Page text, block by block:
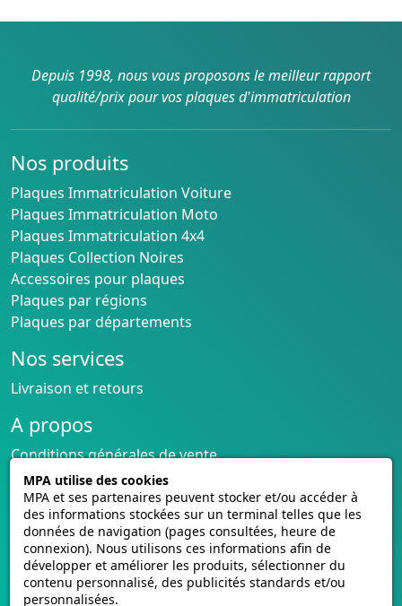
Depuis 1998, nous vous proposons le meilleur rapport
qualité/prix pour vos plaques d'immatriculation
Nos produits
Plaques Immatriculation Voiture
Plaques Immatriculation Moto
Plaques Immatriculation 4x4
Plaques Collection Noires
Accessoires pour plaques
Plaques par régions
Plaques par départements
Nos services
Livraison et retours
A propos
Conditions générales de vente
CGU cagnotte
Politique de cookies
Homologation des plaques
Vidéos de pose
Contactez-nous
Avis clients
MPA utilise des cookies
MPA et ses partenaires peuvent stocker et/ou accéder à
des informations stockées sur un terminal telles que les
données de navigation (pages consultées, heure de
connexion). Nous utilisons ces informations afin de
développer et améliorer les produits, sélectionner du
contenu personnalisé, des publicités standards et/ou
personnalisées.